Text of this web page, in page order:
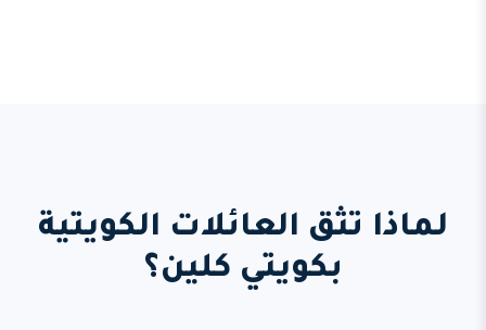
لماذا تثق العائلات الكويتية
بكويتي كلين؟